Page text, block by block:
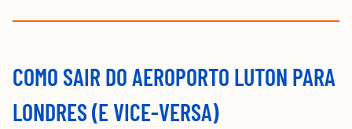
COMO SAIR DO AEROPORTO LUTON PARA
LONDRES (E VICE-VERSA)